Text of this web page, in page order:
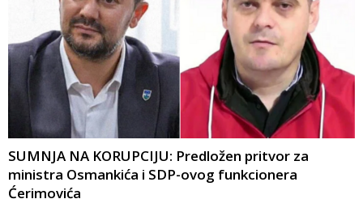
SUMNJA NA KORUPCIJU: Predložen pritvor za
ministra Osmankića i SDP-ovog funkcionera
Ćerimovića